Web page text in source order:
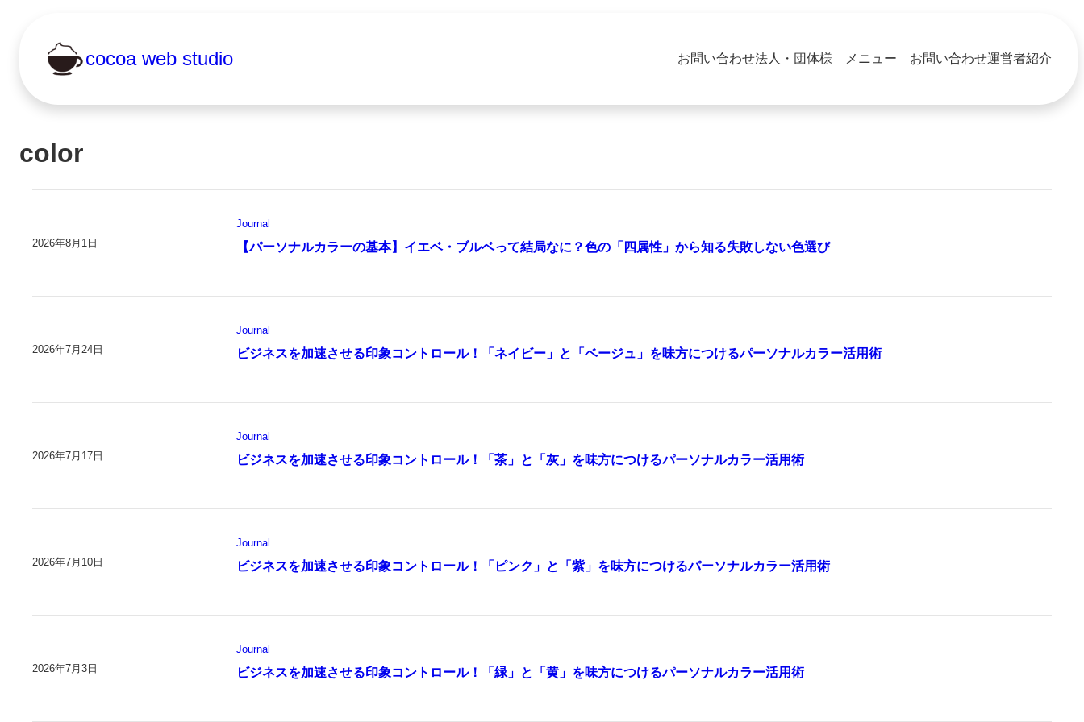
cocoa web studio お問い合わせ法人・団体様 メニュー お問い合わせ運営者紹介
color
2026年8月1日
Journal
【パーソナルカラーの基本】イエベ・ブルベって結局なに？色の「四属性」から知る失敗しない色選び
2026年7月24日
Journal
ビジネスを加速させる印象コントロール！「ネイビー」と「ベージュ」を味方につけるパーソナルカラー活用術
2026年7月17日
Journal
ビジネスを加速させる印象コントロール！「茶」と「灰」を味方につけるパーソナルカラー活用術
2026年7月10日
Journal
ビジネスを加速させる印象コントロール！「ピンク」と「紫」を味方につけるパーソナルカラー活用術
2026年7月3日
Journal
ビジネスを加速させる印象コントロール！「緑」と「黄」を味方につけるパーソナルカラー活用術